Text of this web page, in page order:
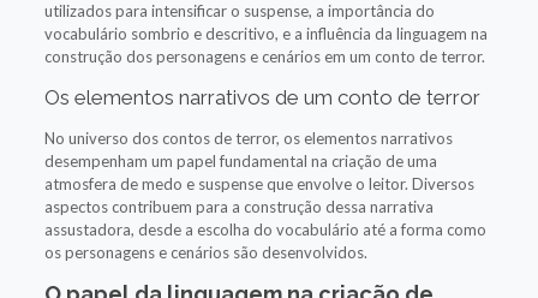
utilizados para intensificar o suspense, a importância do
vocabulário sombrio e descritivo, e a influência da linguagem na
construção dos personagens e cenários em um conto de terror.
Os elementos narrativos de um conto de terror
No universo dos contos de terror, os elementos narrativos
desempenham um papel fundamental na criação de uma
atmosfera de medo e suspense que envolve o leitor. Diversos
aspectos contribuem para a construção dessa narrativa
assustadora, desde a escolha do vocabulário até a forma como
os personagens e cenários são desenvolvidos.